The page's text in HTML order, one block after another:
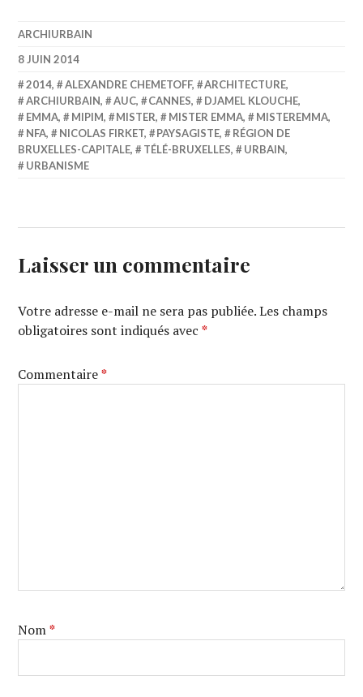
ARCHIURBAIN
8 JUIN 2014
2014, ALEXANDRE CHEMETOFF, ARCHITECTURE,
ARCHIURBAIN, AUC, CANNES, DJAMEL KLOUCHE,
EMMA, MIPIM, MISTER, MISTER EMMA, MISTEREMMA,
NFA, NICOLAS FIRKET, PAYSAGISTE,
RÉGION DE
BRUXELLES-CAPITALE, TÉLÉ-BRUXELLES, URBAIN,
URBANISME
Laisser un commentaire
Votre adresse e-mail ne sera pas publiée. Les champs
obligatoires sont indiqués avec*
Commentaire*
Nom*